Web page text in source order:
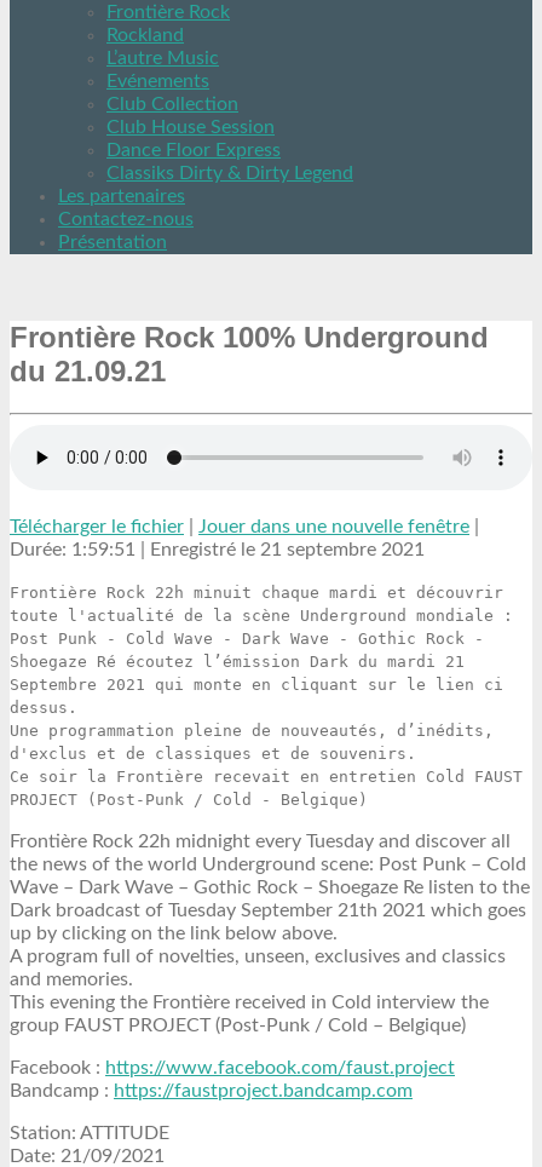
Frontière Rock
Rockland
L’autre Music
Evénements
Club Collection
Club House Session
Dance Floor Express
Classiks Dirty & Dirty Legend
Les partenaires
Contactez-nous
Présentation
Frontière Rock 100% Underground
du 21.09.21
Télécharger le fichier Jouer dans une nouvelle fenêtre
Durée: 1:59:51
Enregistré le 21 septembre 2021
Frontière Rock 22h minuit chaque mardi et découvrir
toute l'actualité de la scène Underground mondiale :
Post Punk - Cold Wave - Dark Wave - Gothic Rock -
Shoegaze Ré écoutez l’émission Dark du mardi 21
Septembre 2021 qui monte en cliquant sur le lien ci
dessus.
Une programmation pleine de nouveautés, d’inédits,
d'exclus et de classiques et de souvenirs.
Ce soir la Frontière recevait en entretien Cold FAUST
PROJECT (Post-Punk / Cold - Belgique)
Frontière Rock 22h midnight every Tuesday and discover all
the news of the world Underground scene: Post Punk – Cold
Wave – Dark Wave – Gothic Rock – Shoegaze Re listen to the
Dark broadcast of Tuesday September 21th 2021 which goes
up by clicking on the link below above.
A program full of novelties, unseen, exclusives and classics
and memories.
This evening the Frontière received in Cold interview the
group FAUST PROJECT (Post-Punk / Cold – Belgique)
Facebook : https://www.facebook.com/faust.project
Bandcamp : https://faustproject.bandcamp.com
Station: ATTITUDE
Date: 21/09/2021